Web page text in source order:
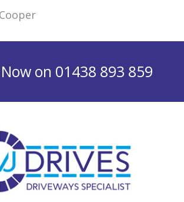
on 01438 893 859